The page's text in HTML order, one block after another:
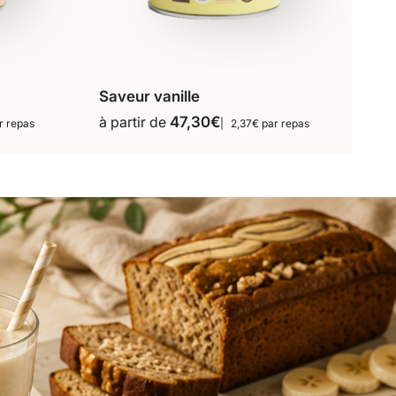
repas
16 repas
36 repas
Ce
variations.
Les
options
peuvent
être
choisies
sur
la
page
du
Saveur vanille
à partir de 47,30€ 2,37€ par repas